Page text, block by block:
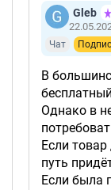
Gleb
Чат
В
Однако в
Если
путь
Если была